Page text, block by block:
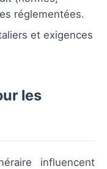
réglementées.
et exigences
les
influencent